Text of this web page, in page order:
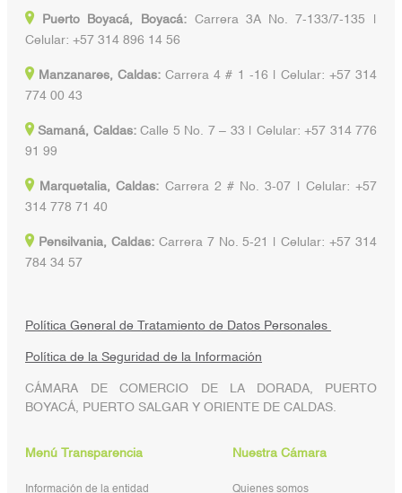
Puerto Boyacá, Boyacá:Carrera 3A No. 7-133/7-135 |
Celular: +57 314 896 14 56
Manzanares, Caldas: Carrera 4 # 1 -16 | Celular: +57 314
774 00 43
Samaná, Caldas:Calle 5 No. 7 – 33 | Celular: +57 314 776
91 99
Marquetalia, Caldas: Carrera 2 # No. 3-07 | Celular: +57
314 778 71 40
Pensilvania, Caldas:Carrera 7 No. 5-21 | Celular: +57 314
784 34 57
Política General de Tratamiento de Datos Personales
Política de la Seguridad de la Información
CÁMARA DE COMERCIO DE LA DORADA, PUERTO
BOYACÁ, PUERTO SALGAR Y ORIENTE DE CALDAS.
Menú Transparencia
Información de la entidad
Nuestra Cámara
Quienes somos